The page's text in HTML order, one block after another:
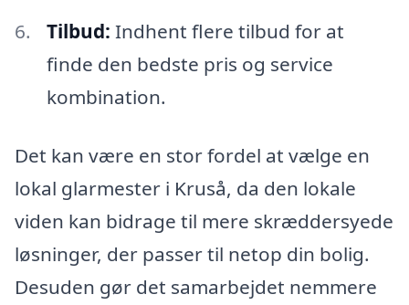
Tilbud: Indhent flere tilbud for at
finde den bedste pris og service
kombination.
Det kan være en stor fordel at vælge en
lokal glarmester i Kruså, da den lokale
viden kan bidrage til mere skræddersyede
løsninger, der passer til netop din bolig.
Desuden gør det samarbejdet nemmere